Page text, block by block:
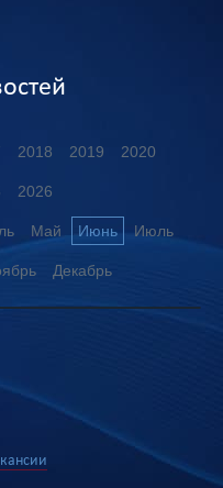
2018 2019 2020
2026
Май Июнь Июль
Декабрь